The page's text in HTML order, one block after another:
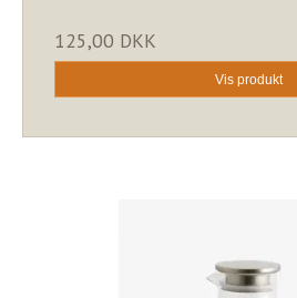
125,00 DKK
Vis produkt